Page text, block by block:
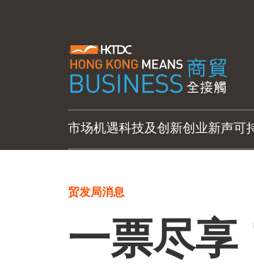
市场机遇科技及创新创业新声可
贸发局消息
一票尽享